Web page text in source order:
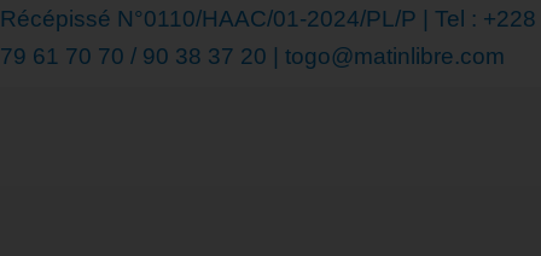
Récépissé N°0110/HAAC/01-2024/PL/P | Tel : +228
79 61 70 70 / 90 38 37 20 | togo@matinlibre.com